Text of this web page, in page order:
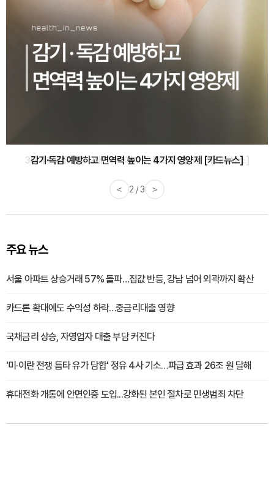
감기·독감 예방하고 면역력 높이는 4가지 영양제 [카드뉴스]
< 3 / 3 >
주요 뉴스
서울 아파트 상승거래 57% 돌파…집값 반등, 강남 넘어 외곽까지 확산
카드론 확대에도 수익성 하락…중금리대출 영향
국채금리 상승, 자영업자 대출 부담 커진다
'미·이란 전쟁 틈타 유가 담합' 정유 4사 기소…파급 효과 26조 원 달해
휴대전화 개통에 안면인증 도입...강화된 본인 절차로 민생범죄 차단